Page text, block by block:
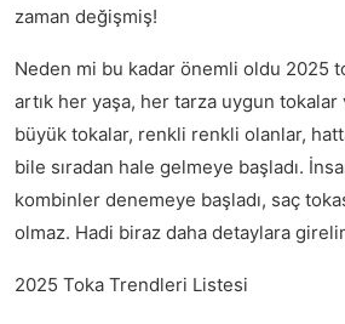
zaman değişmiş!
Neden mi bu kadar önemli oldu 2025
artık her yaşa, her tarza uygun
büyük tokalar, renkli renkli olanlar,
bile sıradan hale gelmeye başladı.
kombinler denemeye başladı, saç
olmaz. Hadi biraz daha detaylara
2025 Toka Trendleri Listesi